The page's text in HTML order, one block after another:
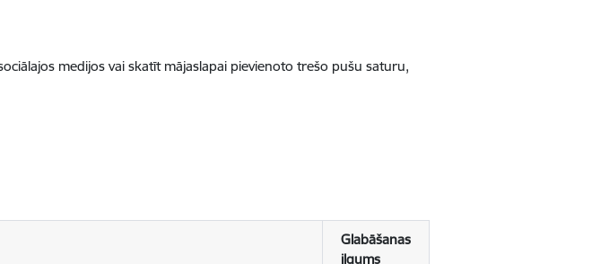
medijos vai skatīt mājaslapai pievienoto trešo pušu saturu,
Glabāšanas
ilgums